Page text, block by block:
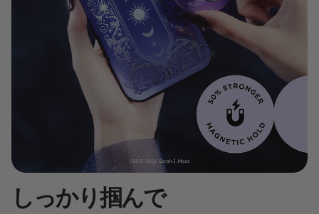
しっかり掴んで